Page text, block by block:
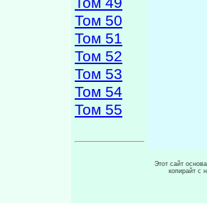
Том 50
Том 51
Том 52
Том 53
Том 54
Том 55
Этот сайт
копирайт с